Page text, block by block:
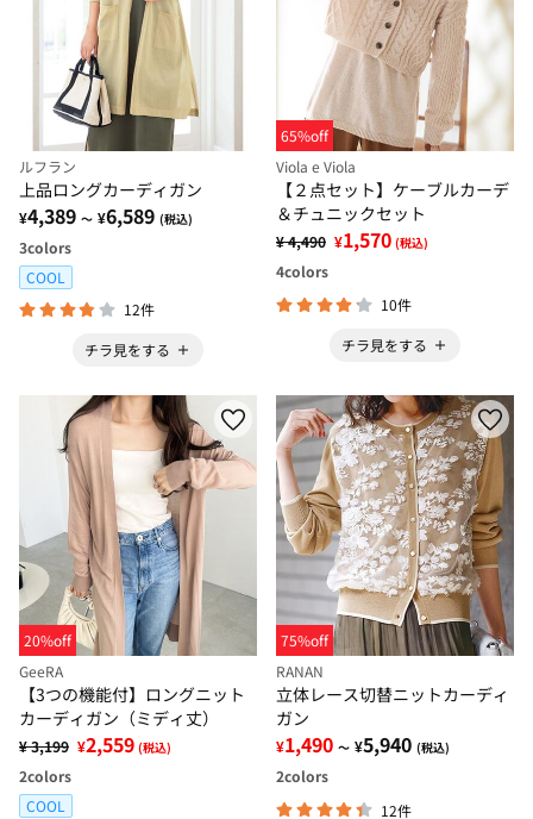
ルフラン
上品ロングカーディガン
¥4,389 ～ ¥6,589 (税込)
3colors
COOL
12件
チラ見をする
65%off
Viola e Viola
【２点セット】ケーブルカーデ
＆チュニックセット
¥ 4,490 ¥1,570 (税込)
4colors
10件
チラ見をする
20%off
GeeRA
【3つの機能付】ロングニット
カーディガン（ミディ丈）
¥ 3,199 ¥2,559 (税込)
2colors
COOL
75%off
RANAN
立体レース切替ニットカーディ
ガン
¥1,490 ～ ¥5,940 (税込)
2colors
12件